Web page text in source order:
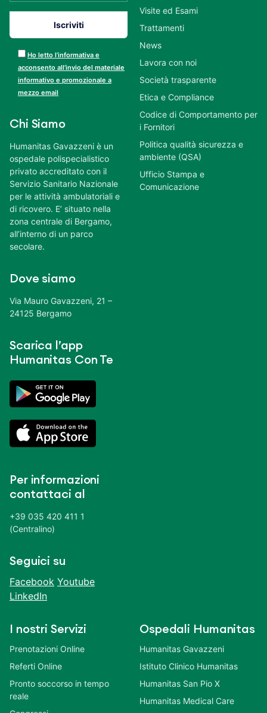
Ho letto l’informativa e
acconsento all’invio del materiale
informativo e promozionale a
mezzo email
Chi Siamo
Humanitas Gavazzeni è un
ospedale polispecialistico
privato accreditato con il
Servizio Sanitario Nazionale
per le attività ambulatoriali e
di ricovero. E’ situato nella
zona centrale di Bergamo,
all’interno di un parco
secolare.
Dove siamo
Via Mauro Gavazzeni, 21 –
24125 Bergamo
Scarica l’app
Humanitas Con Te
Per informazioni
contattaci al
+39 035 420 411 1
(Centralino)
Seguici su
Facebook Youtube
LinkedIn
Visite ed Esami
Trattamenti
News
Lavora con noi
Società trasparente
Etica e Compliance
Codice di Comportamento per
i Fornitori
Politica qualità sicurezza e
ambiente (QSA)
Ufficio Stampa e
Comunicazione
I nostri Servizi
Prenotazioni Online
Referti Online
Pronto soccorso in tempo
reale
Ospedali Humanitas
Humanitas Gavazzeni
Istituto Clinico Humanitas
Humanitas San Pio X
Humanitas Medical Care